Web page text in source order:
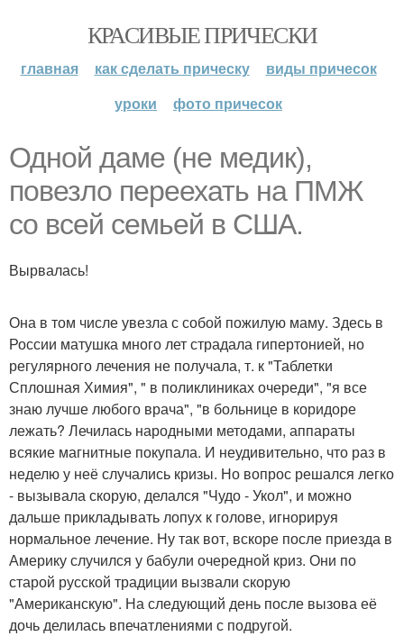
КРАСИВЫЕ ПРИЧЕСКИ
главная как сделать прическу
виды причесок
уроки
фото причесок
Одной даме (не медик),
повезло переехать на ПМЖ
со всей семьей в США.
Вырвалась!
Она в том числе увезла с собой пожилую маму. Здесь в
России матушка много лет страдала гипертонией, но
регулярного лечения не получала, т. к "Таблетки
Сплошная Химия", " в поликлиниках очереди", "я все
знаю лучше любого врача", "в больнице в коридоре
лежать? Лечилась народными методами, аппараты
всякие магнитные покупала. И неудивительно, что раз в
неделю у неё случались кризы. Но вопрос решался легко
- вызывала скорую, делался "Чудо - Укол", и можно
дальше прикладывать лопух к голове, игнорируя
нормальное лечение. Ну так вот, вскоре после приезда в
Америку случился у бабули очередной криз. Они по
старой русской традиции вызвали скорую
"Американскую". На следующий день после вызова её
дочь делилась впечатлениями с подругой.